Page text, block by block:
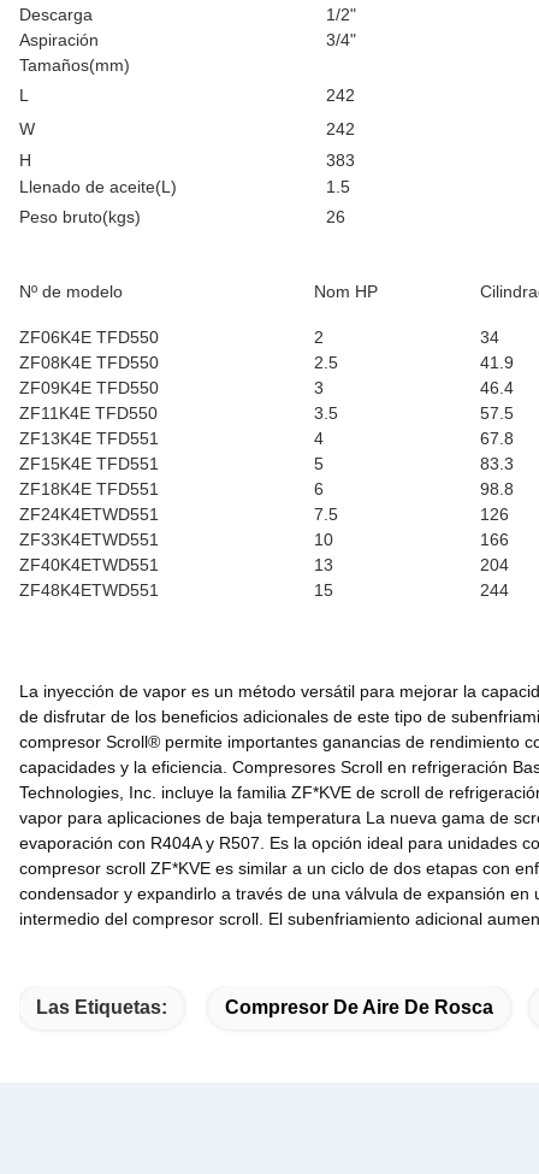
Descarga
1/2"
Aspiración
3/4"
Tamaños(mm)
L
242
W
242
H
383
Llenado de aceite(L)
1.5
Peso bruto(kgs)
26
Nº de modelo Nom HP
ZF06K4E TFD550 2
34
ZF08K4E TFD550
2.5
41.9
ZF09K4E TFD550
3
46.4
ZF11K4E TFD550
3.5
57.5
ZF13K4E TFD551
4
67.8
ZF15K4E TFD551
5
83.3
ZF18K4E TFD551
6
98.8
ZF24K4ETWD551
7.5
126
ZF33K4ETWD551
10
166
ZF40K4ETWD551
13
204
ZF48K4ETWD551
15 244
La inyección de vapor es un método versátil para mejorar la
de disfrutar de los beneficios adicionales de este tipo de
compresor Scroll® permite importantes ganancias de rendimiento
capacidades y la eficiencia. Compresores Scroll en refrigeración
Technologies, Inc. incluye la familia ZF*KVE de scroll de
vapor para aplicaciones de baja temperatura La nueva gama de
evaporación con R404A y R507. Es la opción ideal para unidades
compresor scroll ZF*KVE es similar a un ciclo de dos etapas con
condensador y expandirlo a través de una válvula de expansión
intermedio del compresor scroll. El subenfriamiento adicional
Las Etiquetas: Compresor De Aire De Rosca